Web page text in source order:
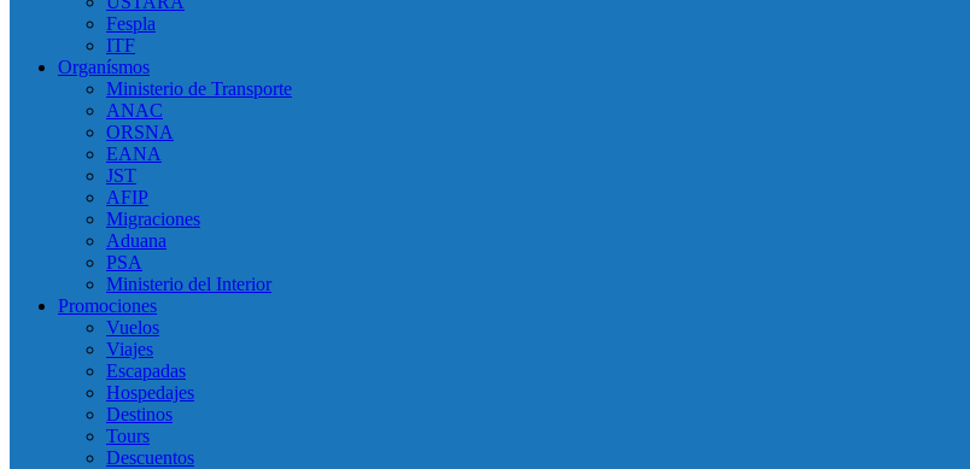
Fespla
ITF
Organísmos
Ministerio de Transporte
ANAC
ORSNA
EANA
JST
AFIP
Migraciones
Aduana
PSA
Ministerio del Interior
Promociones
Vuelos
Viajes
Escapadas
Hospedajes
Destinos
Tours
Descuentos